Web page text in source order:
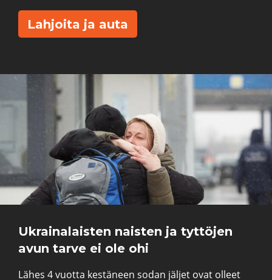
Lahjoita ja auta
Ukrainalaisten naisten ja tyttöjen
avun tarve ei ole ohi
Lähes 4 vuotta kestäneen sodan jäljet ovat olleet